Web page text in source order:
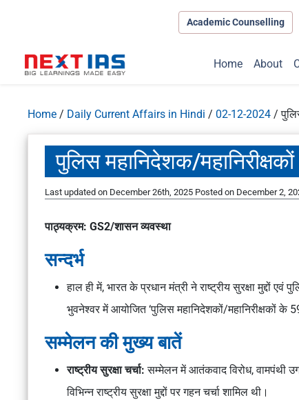
Academic Counselling
Home About
Home / Daily Current Affairs in Hindi / 02-12-2024 /
पुलिस महानिदेशक/
Last updated on December 26th, 2025 Posted on December 2,
पाठ्यक्रम: GS2/शासन व्यवस्था
सन्दर्भ
हाल ही में, भारत के प्रधान मंत्री ने राष्ट्रीय सुरक्षा मुद्दों
भुवनेश्वर में आयोजित ‘पुलिस महानिदेशकों/महानिरीक्षकों के
सम्मेलन की मुख्य बातें
राष्ट्रीय सुरक्षा चर्चा:सम्मेलन में आतंकवाद विरोध, वामपंथी
विभिन्न राष्ट्रीय सुरक्षा मुद्दों पर गहन चर्चा शामिल थी।